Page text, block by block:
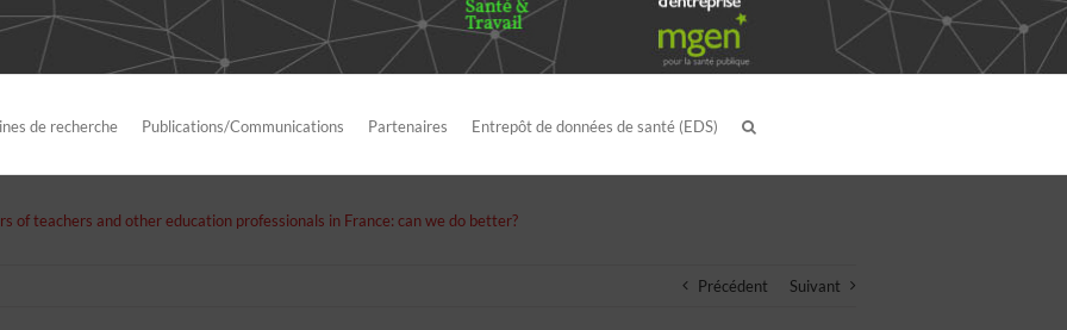
de recherche Publications/Communications Partenaires Entrepôt de données de santé (EDS)
of teachers and other education professionals in France: can we do better?
Précédent Suivant